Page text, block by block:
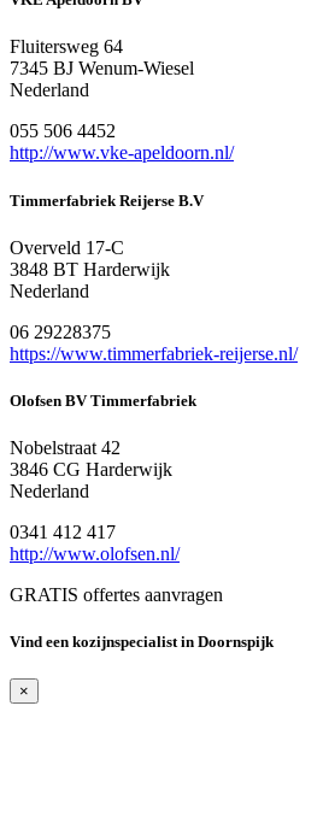
Fluitersweg 64
7345 BJ Wenum-Wiesel
Nederland
055 506 4452
http://www.vke-apeldoorn.nl/
Timmerfabriek Reijerse B.V
Overveld 17-C
3848 BT Harderwijk
Nederland
06 29228375
https://www.timmerfabriek-reijerse.nl/
Olofsen BV Timmerfabriek
Nobelstraat 42
3846 CG Harderwijk
Nederland
0341 412 417
http://www.olofsen.nl/
GRATIS offertes aanvragen
Vind een kozijnspecialist in Doornspijk
×